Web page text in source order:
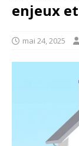
enjeux
mai 24, 2025